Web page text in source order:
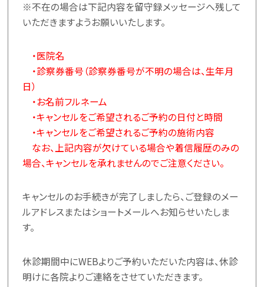
※不在の場合は下記内容を留守録メッセージへ残して
いただきますようお願いいたします。
・医院名
・診察券番号（診察券番号が不明の場合は、生年月
日）
・お名前フルネーム
・キャンセルをご希望されるご予約の日付と時間
・キャンセルをご希望されるご予約の施術内容
なお、上記内容が欠けている場合や着信履歴のみの
場合、キャンセルを承れませんのでご注意ください。
キャンセルのお手続きが完了しましたら、ご登録のメー
ルアドレスまたはショートメールへお知らせいたしま
す。
休診期間中にWEBよりご予約いただいた内容は、休診
明けに各院よりご連絡をさせていただきます。